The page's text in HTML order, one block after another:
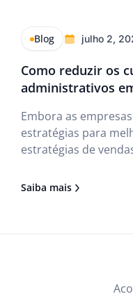
Blog julho 2,
Como reduzir os
administrativos
Embora as
estratégias para
estratégias de
aumentando. Em
Saiba mais